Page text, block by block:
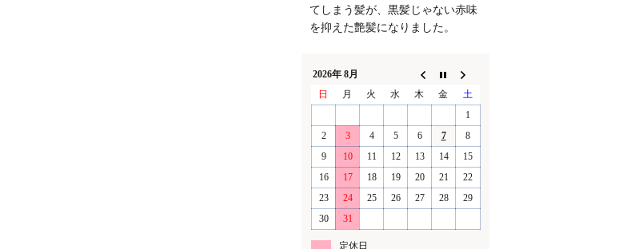
てしまう髪が、黒髪じゃない赤味
を抑えた艶髪になりました。
2026年 8月
日
月 火 水 木 金
土
1
2
3 4 5 6 7
8
9
10 11 12 13 14
15
16
17 18 19 20 21
22
23
24 25 26 27 28
29
30
31
定休日